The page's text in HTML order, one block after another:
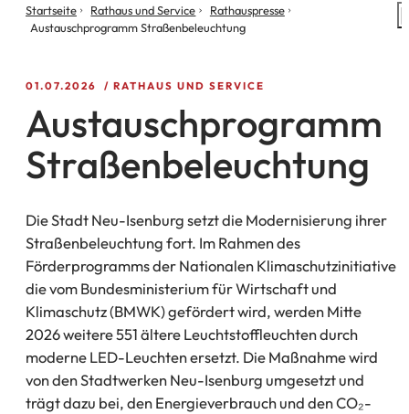
Sie
befinden
Startseite Rathaus und Service
Rathauspresse
Austauschprogramm Straßenbeleuchtung
01.07.2026 RATHAUS UND SERVICE
Austauschprogramm
Straßenbeleuchtung
Die Stadt Neu-Isenburg setzt die Modernisierung ihrer
Straßenbeleuchtung fort. Im Rahmen des
Förderprogramms der Nationalen Klimaschutzinitiative
die vom Bundesministerium für Wirtschaft und
Klimaschutz (BMWK) gefördert wird, werden Mitte
2026 weitere 551 ältere Leuchtstoffleuchten durch
moderne LED-Leuchten ersetzt. Die Maßnahme wird
von den Stadtwerken Neu-Isenburg umgesetzt und
trägt dazu bei, den Energieverbrauch und den CO₂-